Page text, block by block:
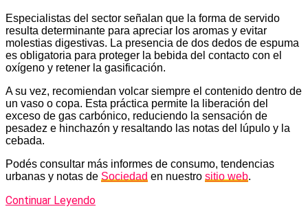
Especialistas del sector señalan que la forma de servido
resulta determinante para apreciar los aromas y evitar
molestias digestivas. La presencia de dos dedos de espuma
es obligatoria para proteger la bebida del contacto con el
oxígeno y retener la gasificación.
A su vez, recomiendan volcar siempre el contenido dentro de
un vaso o copa. Esta práctica permite la liberación del
exceso de gas carbónico, reduciendo la sensación de
pesadez e hinchazón y resaltando las notas del lúpulo y la
cebada.
Podés consultar más informes de consumo, tendencias
urbanas y notas de Sociedad en nuestro sitio web.
Continuar Leyendo